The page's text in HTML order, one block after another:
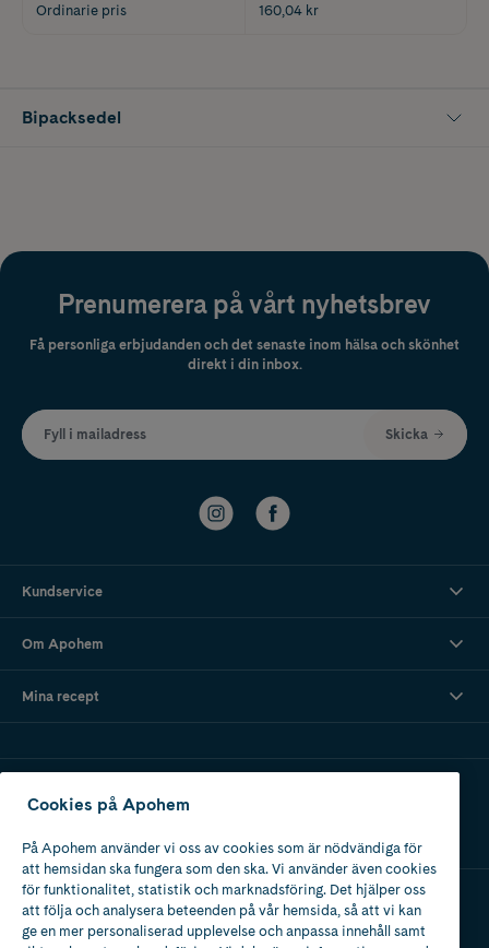
Ordinarie pris 160,04 kr
Bipacksedel
Prenumerera på vårt nyhetsbrev
Få personliga erbjudanden och det senaste inom hälsa och skönhet
direkt i din inbox.
Fyll i mailadress Skicka
Kundservice
Om Apohem
Mina recept
Apotek med tillstånd
av Läkemedelsverket
Cookies på Apohem
På Apohem använder vi oss av cookies som är nödvändiga för
att hemsidan ska fungera som den ska. Vi använder även cookies
för funktionalitet, statistik och marknadsföring. Det hjälper oss
att följa och analysera beteenden på vår hemsida, så att vi kan
ge en mer personaliserad upplevelse och anpassa innehåll samt